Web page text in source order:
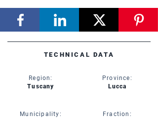
TECHNICAL DATA
Region:
Tuscany
Municipality:
Province:
Lucca
Fraction: